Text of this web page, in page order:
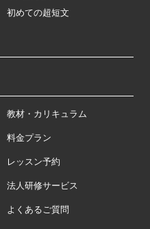
初めての超短文
教材・カリキュラム
料金プラン
レッスン予約
法人研修サービス
よくあるご質問